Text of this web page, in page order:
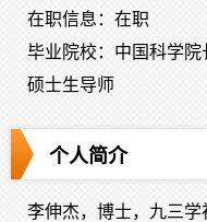
在职信息：在职
毕业院校：中国科学
硕士生导师
个人简介
李伸杰，博士，九三